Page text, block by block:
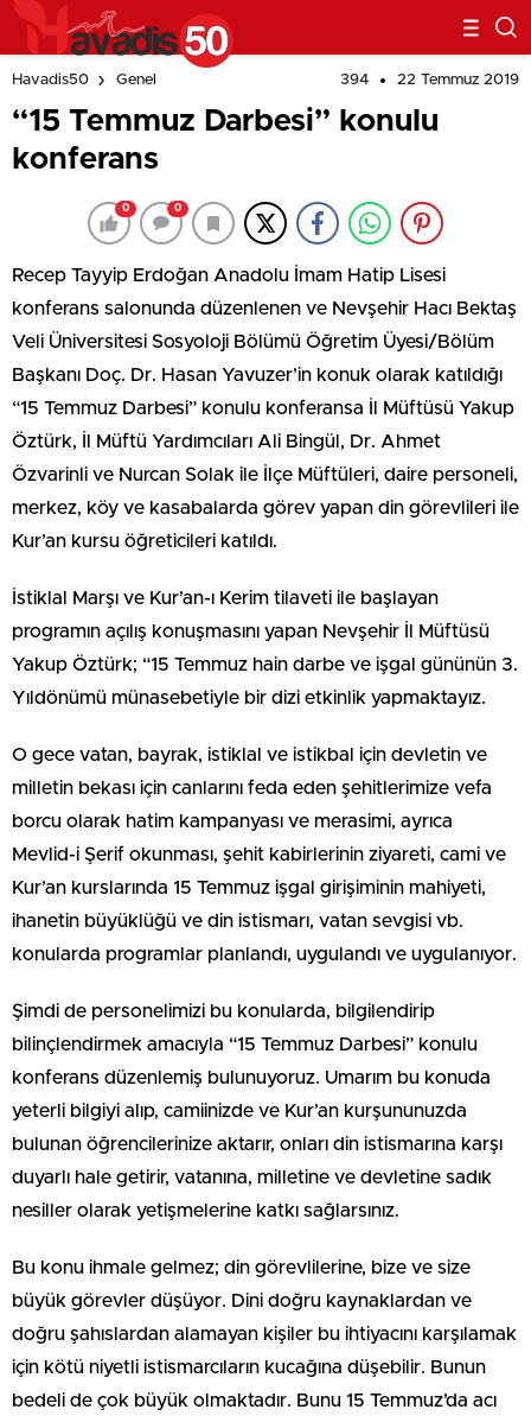
Havadis50 Genel 394 22 Temmuz 2019
“15 Temmuz Darbesi” konulu
konferans
0 0
Recep Tayyip Erdoğan Anadolu İmam Hatip Lisesi
konferans salonunda düzenlenen ve Nevşehir Hacı Bektaş
Veli Üniversitesi Sosyoloji Bölümü Öğretim Üyesi/Bölüm
Başkanı Doç. Dr. Hasan Yavuzer’in konuk olarak katıldığı
“15 Temmuz Darbesi” konulu konferansa İl Müftüsü Yakup
Öztürk, İl Müftü Yardımcıları Ali Bingül, Dr. Ahmet
Özvarinli ve Nurcan Solak ile İlçe Müftüleri, daire personeli,
merkez, köy ve kasabalarda görev yapan din görevlileri ile
Kur’an kursu öğreticileri katıldı.
İstiklal Marşı ve Kur’an-ı Kerim tilaveti ile başlayan
programın açılış konuşmasını yapan Nevşehir İl Müftüsü
Yakup Öztürk; “15 Temmuz hain darbe ve işgal gününün 3.
Yıldönümü münasebetiyle bir dizi etkinlik yapmaktayız.
O gece vatan, bayrak, istiklal ve istikbal için devletin ve
milletin bekası için canlarını feda eden şehitlerimize vefa
borcu olarak hatim kampanyası ve merasimi, ayrıca
Mevlid-i Şerif okunması, şehit kabirlerinin ziyareti, cami ve
Kur’an kurslarında 15 Temmuz işgal girişiminin mahiyeti,
ihanetin büyüklüğü ve din istismarı, vatan sevgisi vb.
konularda programlar planlandı, uygulandı ve uygulanıyor.
Şimdi de personelimizi bu konularda, bilgilendirip
bilinçlendirmek amacıyla “15 Temmuz Darbesi” konulu
konferans düzenlemiş bulunuyoruz. Umarım bu konuda
yeterli bilgiyi alıp, camiinizde ve Kur’an kurşununuzda
bulunan öğrencilerinize aktarır, onları din istismarına karşı
duyarlı hale getirir, vatanına, milletine ve devletine sadık
nesiller olarak yetişmelerine katkı sağlarsınız.
Bu konu ihmale gelmez; din görevlilerine, bize ve size
büyük görevler düşüyor. Dini doğru kaynaklardan ve
doğru şahıslardan alamayan kişiler bu ihtiyacını karşılamak
için kötü niyetli istismarcıların kucağına düşebilir. Bunun
bedeli de çok büyük olmaktadır. Bunu 15 Temmuz’da acı